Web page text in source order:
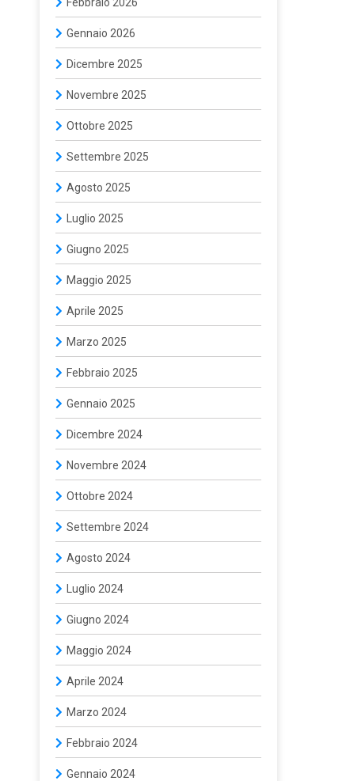
Gennaio 2026
Dicembre 2025
Novembre 2025
Ottobre 2025
Settembre 2025
Agosto 2025
Luglio 2025
Giugno 2025
Maggio 2025
Aprile 2025
Marzo 2025
Febbraio 2025
Gennaio 2025
Dicembre 2024
Novembre 2024
Ottobre 2024
Settembre 2024
Agosto 2024
Luglio 2024
Giugno 2024
Maggio 2024
Aprile 2024
Marzo 2024
Febbraio 2024
Gennaio 2024